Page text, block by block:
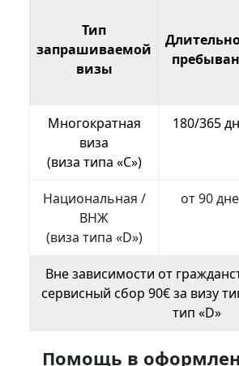
Тип
запрашиваемой
визы
Многократная
виза
(виза типа «С»)
180/365
Национальная /
ВНЖ
(виза типа «D»)
от 90
Вне зависимости от
сервисный сбор 90€ за визу
тип «D»
Помощь в